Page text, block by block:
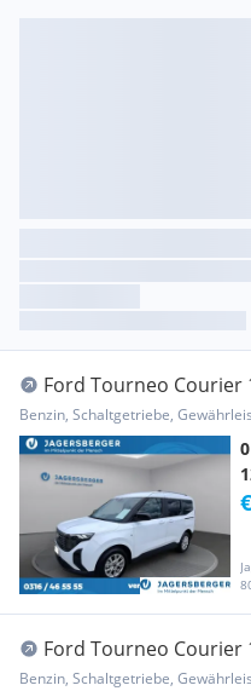
Ford Tourneo Courier
Benzin, Schaltgetriebe,
0
Ford Tourneo Courier
Benzin, Schaltgetriebe,